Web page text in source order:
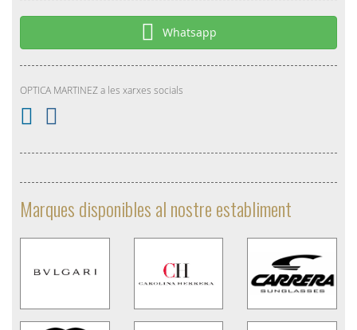
Whatsapp
OPTICA MARTINEZ a les xarxes socials
Marques disponibles al nostre establiment